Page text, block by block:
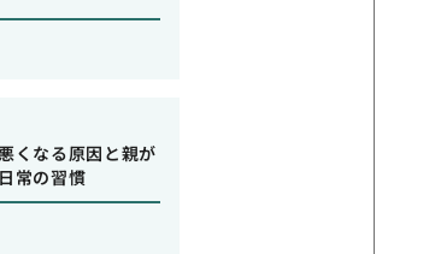
くなる原因と親が
常の習慣